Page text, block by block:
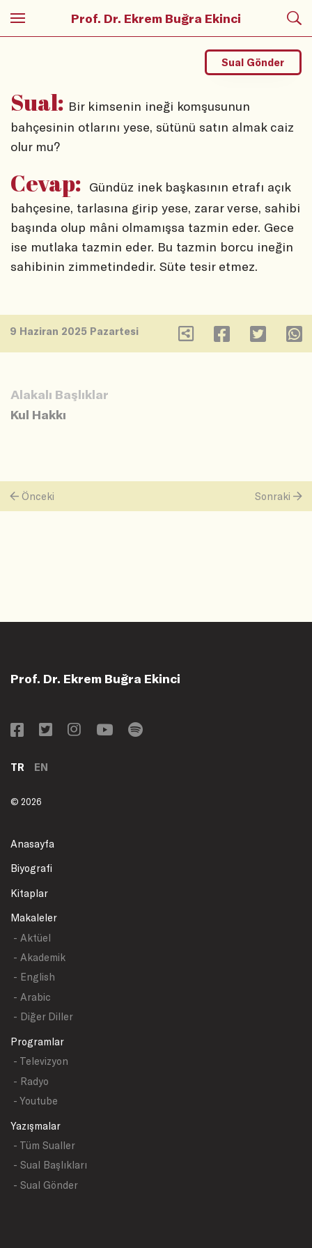
Prof. Dr. Ekrem Buğra Ekinci
Sual: Bir kimsenin ineği komşusunun
bahçesinin otlarını yese, sütünü satın almak caiz
olur mu?
Sual Gönder
Cevap: Gündüz inek başkasının etrafı açık
bahçesine, tarlasına girip yese, zarar verse, sahibi
başında olup mâni olmamışsa tazmin eder. Gece
ise mutlaka tazmin eder. Bu tazmin borcu ineğin
sahibinin zimmetindedir. Süte tesir etmez.
9 Haziran 2025 Pazartesi
Alakalı Başlıklar
Kul Hakkı
Önceki Sonraki
Prof. Dr. Ekrem Buğra Ekinci
TR EN
© 2026
Anasayfa
Biyografi
Kitaplar
Makaleler
- Aktüel
- Akademik
- English
- Arabic
- Diğer Diller
Programlar
- Televizyon
- Radyo
- Youtube
Yazışmalar
- Tüm Sualler
- Sual Başlıkları
- Sual Gönder